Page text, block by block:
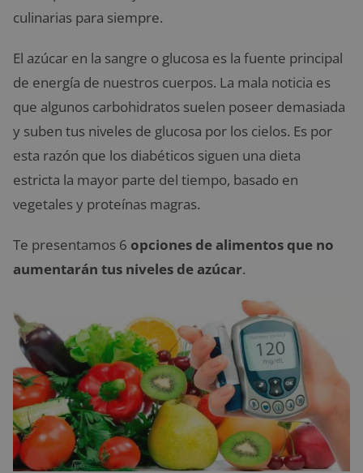
culinarias para siempre.
El azúcar en la sangre o glucosa es la fuente principal
de energía de nuestros cuerpos. La mala noticia es
que algunos carbohidratos suelen poseer demasiada
y suben tus niveles de glucosa por los cielos. Es por
esta razón que los diabéticos siguen una dieta
estricta la mayor parte del tiempo, basado en
vegetales y proteínas magras.
Te presentamos 6 opciones de alimentos que no
aumentarán tus niveles de azúcar.